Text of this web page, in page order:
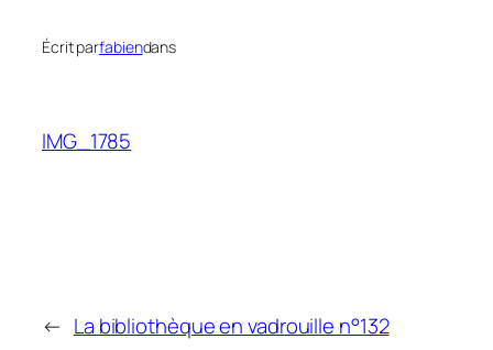
Écrit parfabiendans
IMG_1785
← La bibliothèque en vadrouille n°132